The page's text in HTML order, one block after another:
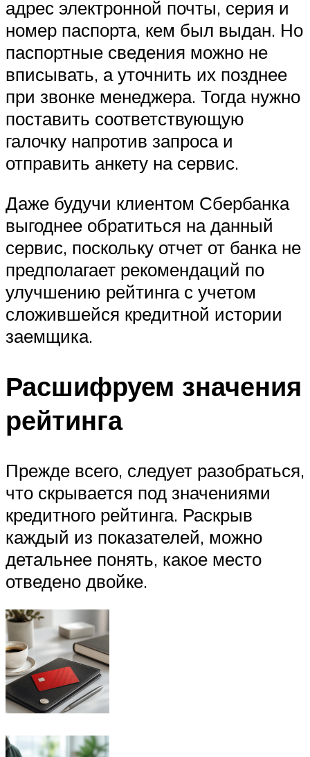
адрес электронной почты, серия и
номер паспорта, кем был выдан. Но
паспортные сведения можно не
вписывать, а уточнить их позднее
при звонке менеджера. Тогда нужно
поставить соответствующую
галочку напротив запроса и
отправить анкету на сервис.
Даже будучи клиентом Сбербанка
выгоднее обратиться на данный
сервис, поскольку отчет от банка не
предполагает рекомендаций по
улучшению рейтинга с учетом
сложившейся кредитной истории
заемщика.
Расшифруем значения
рейтинга
Прежде всего, следует разобраться,
что скрывается под значениями
кредитного рейтинга. Раскрыв
каждый из показателей, можно
детальнее понять, какое место
отведено двойке.